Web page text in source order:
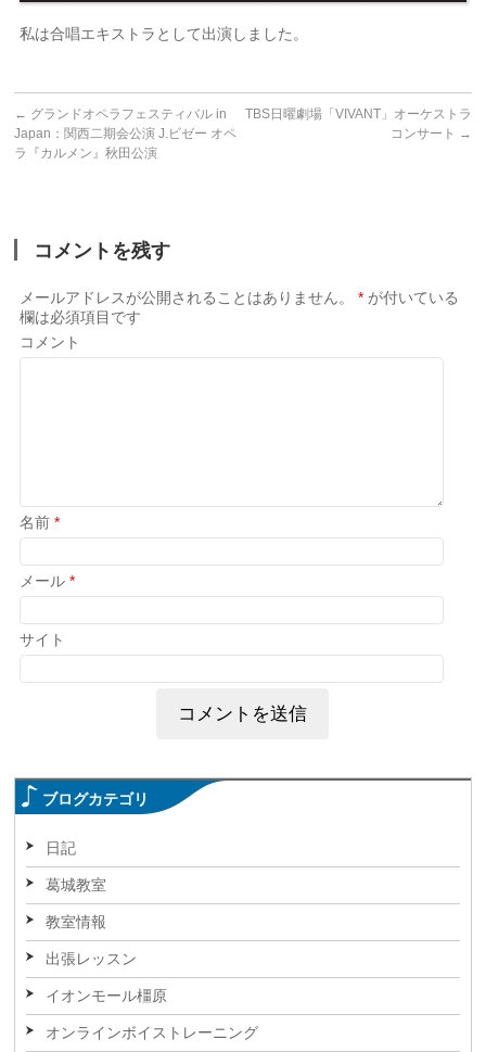
私は合唱エキストラとして出演しました。
← グランドオペラフェスティバル in
Japan：関西二期会公演 J.ビゼー オペ
ラ『カルメン』秋田公演
TBS日曜劇場「VIVANT」オーケストラ
コンサート →
コメントを残す
メールアドレスが公開されることはありません。 * が付いている
欄は必須項目です
コメント
名前*
メール*
サイト
ブログカテゴリ
日記
葛城教室
教室情報
出張レッスン
イオンモール橿原
オンラインボイストレーニング